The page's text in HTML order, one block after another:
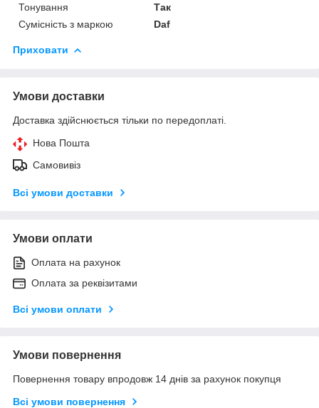
Тонування
Так
Сумісність з маркою
Daf
Приховати
Умови доставки
Доставка здійснюється тільки по передоплаті.
Нова Пошта
Самовивіз
Всі умови доставки
Умови оплати
Оплата на рахунок
Оплата за реквізитами
Всі умови оплати
Умови повернення
Повернення товару впродовж 14 днів за рахунок покупця
Всі умови повернення